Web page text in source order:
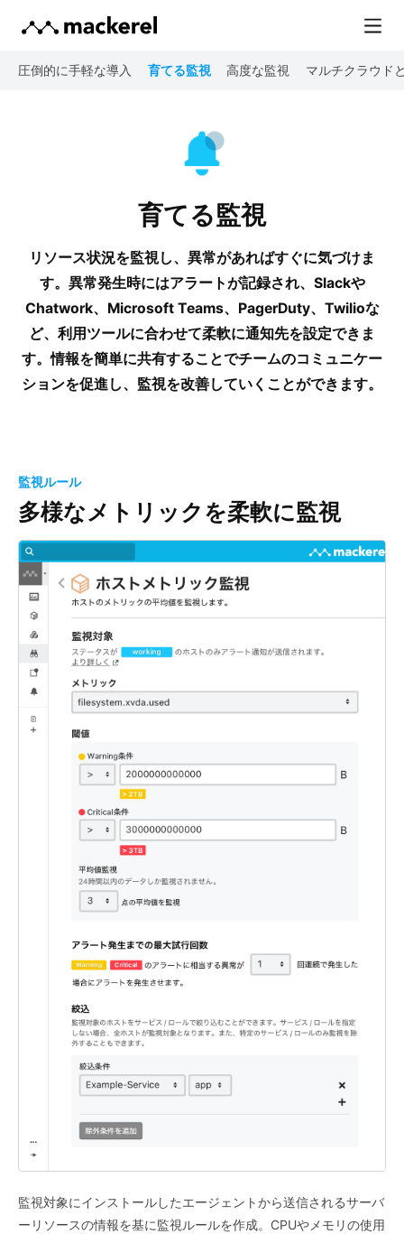
圧倒的に手軽な導入 育てる監視 高度な監視 マルチクラウド
育てる監視
リソース状況を監視し、異常があればすぐに気づけま
す。 異常発生時にはアラートが記録され、Slackや
Chatwork、Microsoft Teams、 PagerDuty、Twilioな
ど、利用ツールに合わせて柔軟に通知先を設定できま
す。情報を簡単に共有することでチームのコミュニケー
ションを促進し、 監視を改善していくことができます。
監視ルール
多様なメトリックを柔軟に監視
監視対象にインストールしたエージェントから送信されるサーバ
ーリソースの情報を基に監視ルールを作成。CPUやメモリの使用